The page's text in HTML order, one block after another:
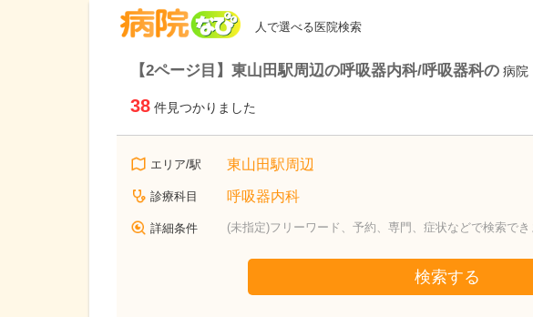
人で選べる医院検索
【2ページ目】東山田駅周辺の呼吸器内科/呼吸器科の 病院
38 件見つかりました
エリア/駅 東山田駅周辺
診療科目 呼吸器内科
詳細条件 (未指定)フリーワード、予約、専門、症状などで検索でき
検索する